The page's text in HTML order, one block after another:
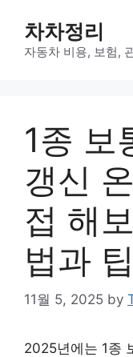
content
차차정리
자동차 비용, 보험,
1종 보
갱신
접 해
법과 팁
11월 5, 2025 by
2025년에는 1종